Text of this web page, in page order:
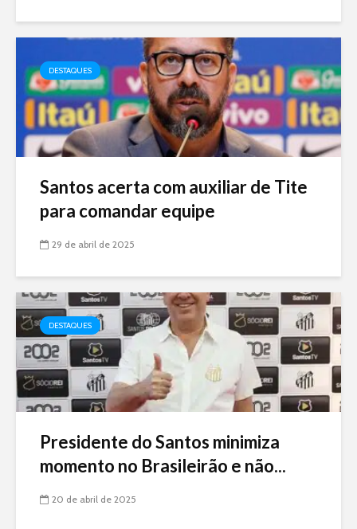
DESTAQUES
Santos acerta com auxiliar de Tite
para comandar equipe
29 de abril de 2025
DESTAQUES
Presidente do Santos minimiza
momento no Brasileirão e não...
20 de abril de 2025